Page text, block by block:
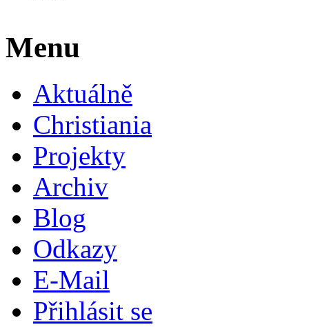
Menu
Aktuálně
Christiania
Projekty
Archiv
Blog
Odkazy
E-Mail
Přihlásit se